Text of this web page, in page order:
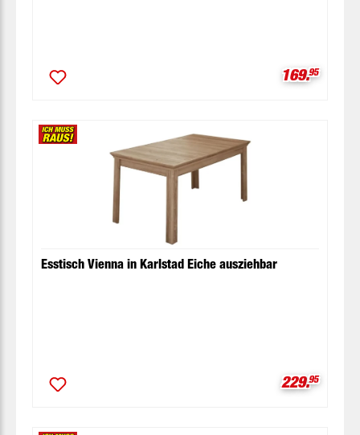
169.95
Esstisch Vienna in Karlstad Eiche ausziehbar
229.95